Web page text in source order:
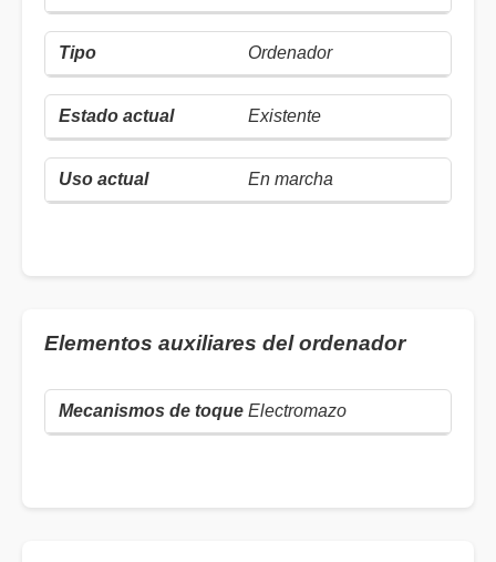
Ordenador
Existente
En marcha
Elementos auxiliares del ordenador
Electromazo